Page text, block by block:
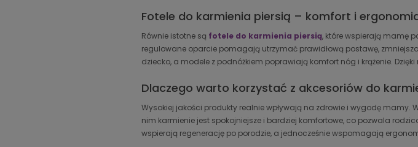
Fotele do karmienia piersią – komfort i
Równie istotne są fotele do karmienia piersią, które wspierają mamę
regulowane oparcie pomagają utrzymać prawidłową postawę,
dziecko, a modele z podnóżkiem poprawiają komfort nóg i krążenie.
Dlaczego warto korzystać z akcesoriów do
Wysokiej jakości produkty realnie wpływają na zdrowie i wygodę
nim karmienie jest spokojniejsze i bardziej komfortowe, co pozwala
wspierają regenerację po porodzie, a jednocześnie wspomagają